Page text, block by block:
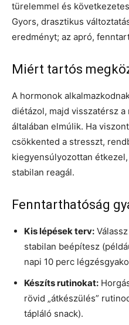
türelemmel és
Gyors, drasztikus
eredményt; az apró,
Miért tartós
A hormonok
diétázol, majd visszatérsz
általában elmúlik. Ha
csökkented a stresszt,
kiegyensúlyozottan
stabilan reagál.
Fenntarthatóság
Kis lépések terv:
stabilan beépítesz
napi 10 perc
Készíts rutinokat:
rövid „átkészülés”
tápláló snack).